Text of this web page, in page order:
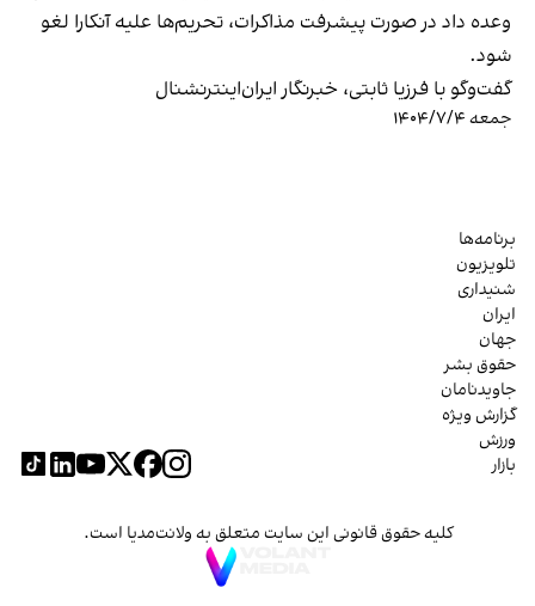
وعده داد در صورت پیشرفت مذاکرات، تحریم‌ها علیه آنکارا لغو
شود.
گفت‌‌وگو با فرزیا ثابتی، خبرنگار ایران‌اینترنشنال
جمعه ۱۴۰۴/۷/۴
برنامه‌ها
تلویزیون
شنیداری
ایران
جهان
حقوق بشر
جاویدنامان
گزارش ویژه
ورزش
بازار
کلیه حقوق قانونی این سایت متعلق به ولانت‌مدیا است.